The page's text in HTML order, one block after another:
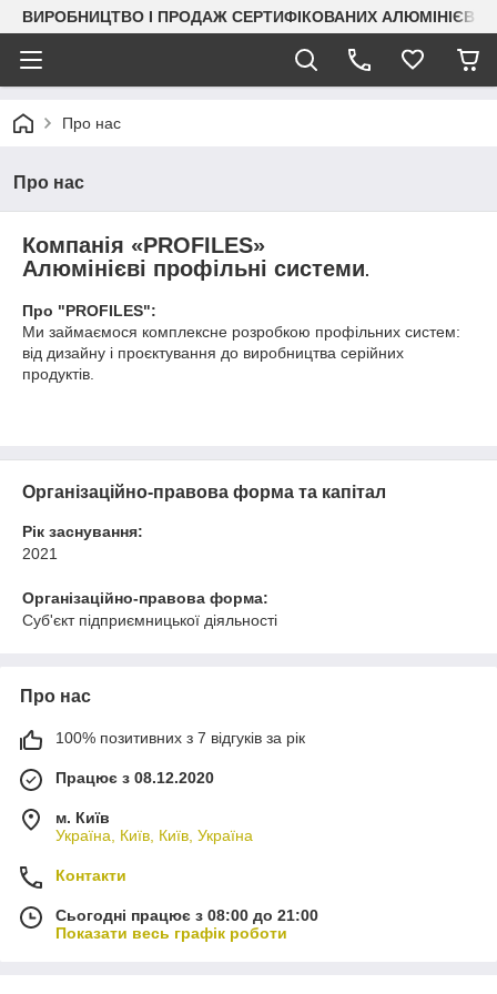
ВИРОБНИЦТВО І ПРОДАЖ СЕРТИФІКОВАНИХ
Про нас
Про нас
Компанія «PROFILES»
Алюмінієві профільні системи.
Про "PROFILES":
Ми займаємося комплексне розробкою профільних систем:
від дизайну і проєктування до виробництва серійних
продуктів.
Організаційно-правова форма та капітал
Рік заснування:
2021
Організаційно-правова форма:
Суб'єкт підприємницької діяльності
Про нас
100% позитивних з 7 відгуків за рік
Працює з 08.12.2020
м. Київ
Україна, Київ, Київ, Україна
Контакти
Сьогодні працює з 08:00 до 21:00
Показати весь графік роботи